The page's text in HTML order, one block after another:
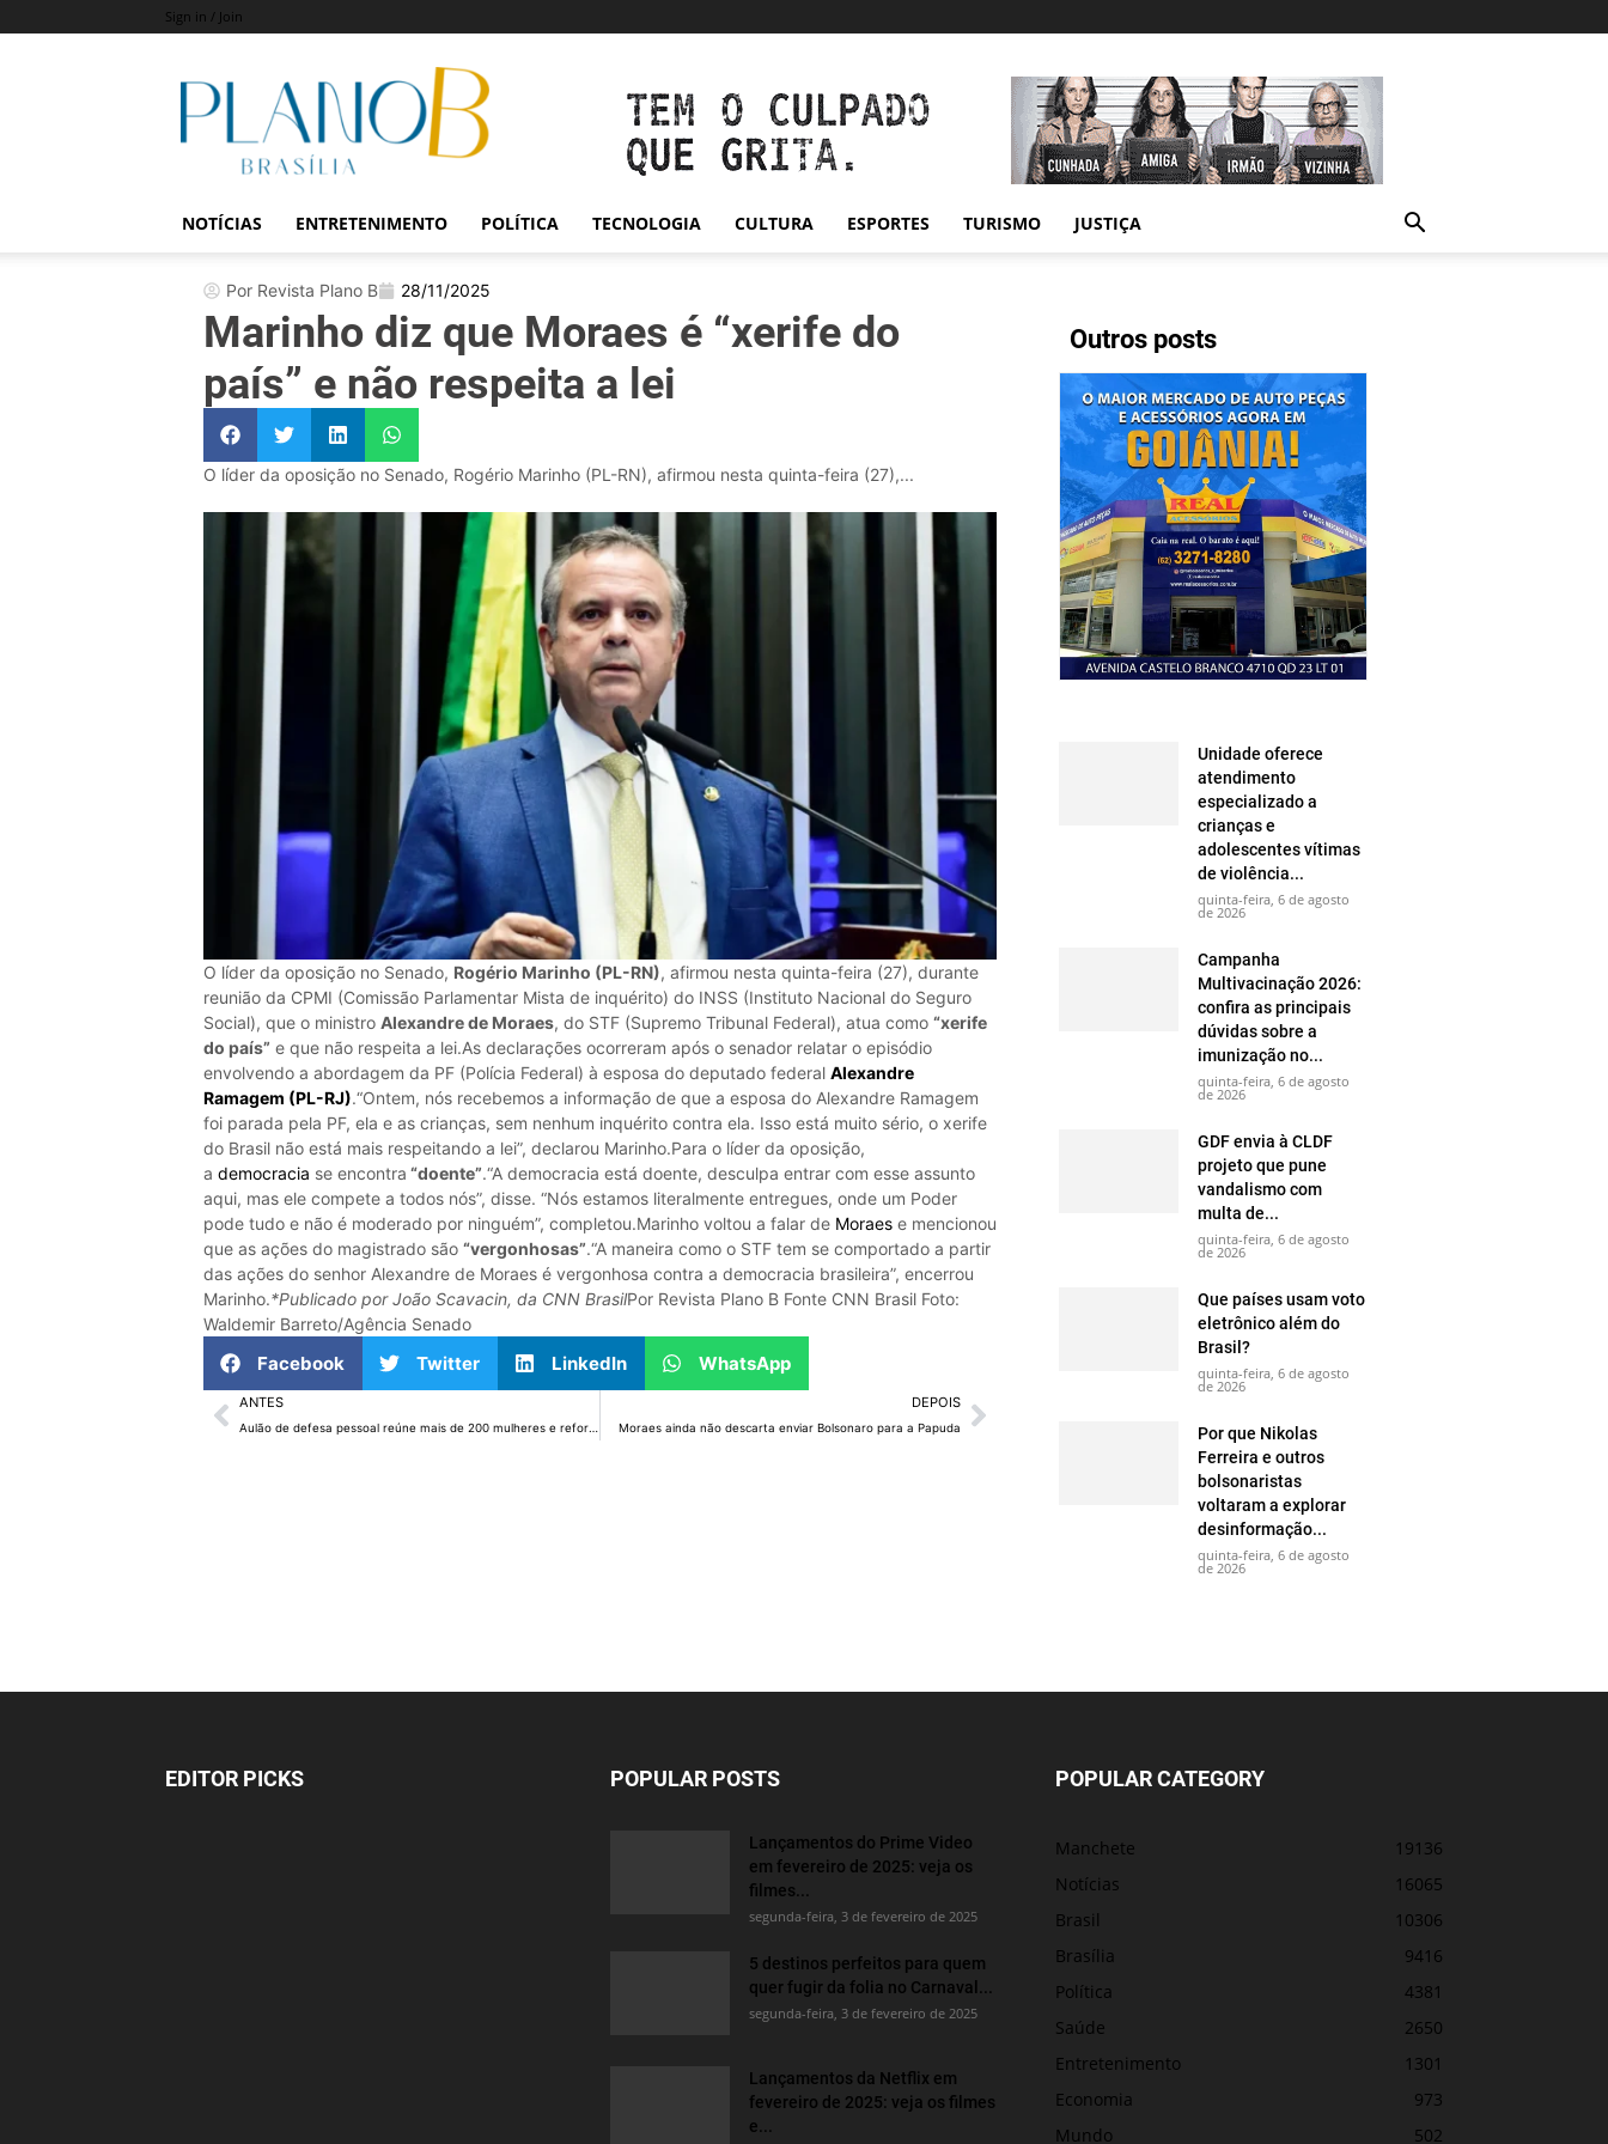
Sign in / Join
Revista
Plano
NOTÍCIAS ENTRETENIMENTO POLÍTICA TECNOLOGIA CULTURA ESPORTES TURISMO JUSTIÇA
Outros posts
Unidade oferece
atendimento
especializado a
crianças e
adolescentes vítimas
de violência...
quinta-feira, 6 de agosto
de 2026
Campanha
Multivacinação 2026:
confira as principais
dúvidas sobre a
imunização no...
quinta-feira, 6 de agosto
de 2026
GDF envia à CLDF
projeto que pune
vandalismo com
multa de...
quinta-feira, 6 de agosto
de 2026
Que países usam voto
eletrônico além do
Brasil?
quinta-feira, 6 de agosto
de 2026
Por que Nikolas
Ferreira e outros
bolsonaristas
voltaram a explorar
desinformação...
quinta-feira, 6 de agosto
de 2026
Por Revista Plano B 28/11/2025
Marinho diz que Moraes é “xerife do
país” e não respeita a lei
O líder da oposição no Senado, Rogério Marinho (PL-RN), afirmou nesta quinta-feira (27),...
O líder da oposição no Senado, Rogério Marinho (PL-RN), afirmou nesta quinta-feira (27), durante
reunião da CPMI (Comissão Parlamentar Mista de inquérito) do INSS (Instituto Nacional do Seguro
Social), que o ministro Alexandre de Moraes, do STF (Supremo Tribunal Federal), atua como “xerife
do país” e que não respeita a lei.As declarações ocorreram após o senador relatar o episódio
envolvendo a abordagem da PF (Polícia Federal) à esposa do deputado federal Alexandre
Ramagem (PL-RJ).“Ontem, nós recebemos a informação de que a esposa do Alexandre Ramagem
foi parada pela PF, ela e as crianças, sem nenhum inquérito contra ela. Isso está muito sério, o xerife
do Brasil não está mais respeitando a lei”, declarou Marinho.Para o líder da oposição,
a democracia se encontra “doente”.“A democracia está doente, desculpa entrar com esse assunto
aqui, mas ele compete a todos nós”, disse. “Nós estamos literalmente entregues, onde um Poder
pode tudo e não é moderado por ninguém”, completou.Marinho voltou a falar de Moraese mencionou
que as ações do magistrado são “vergonhosas”.“A maneira como o STF tem se comportado a partir
das ações do senhor Alexandre de Moraes é vergonhosa contra a democracia brasileira”, encerrou
Marinho.*Publicado por João Scavacin, da CNN BrasilPor Revista Plano B Fonte CNN Brasil Foto:
Waldemir Barreto/Agência Senado
Facebook Twitter LinkedIn WhatsApp
ANTES
Aulão de defesa pessoal reúne mais de 200 mulheres e reforça 21 dias de ativismo
DEPOIS
Moraes ainda não descarta enviar Bolsonaro para a Papuda
EDITOR PICKS POPULAR POSTS
Lançamentos do Prime Video
em fevereiro de 2025: veja os
filmes...
segunda-feira, 3 de fevereiro de 2025
5 destinos perfeitos para quem
quer fugir da folia no Carnaval...
segunda-feira, 3 de fevereiro de 2025
Lançamentos da Netflix em
fevereiro de 2025: veja os filmes
e...
POPULAR CATEGORY
Manchete
19136
Notícias
16065
Brasil
10306
Brasília
9416
Política
4381
Saúde
2650
Entretenimento
1301
Economia
973
Mundo
502